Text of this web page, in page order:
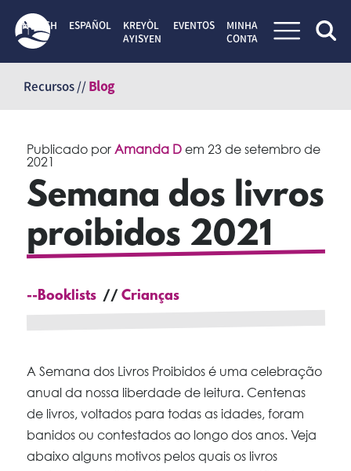
para
conteúdo
ENGLISH ESPAÑOL
KREYÒL
AYISYEN
EVENTOS
MINHA
CONTA
Recursos //Blog
Publicado por Amanda Dem 23 de setembro de
2021
Semana dos livros
proibidos 2021
--Booklists Crianças
A Semana dos Livros Proibidos é uma celebração
anual da nossa liberdade de leitura. Centenas
de livros, voltados para todas as idades, foram
banidos ou contestados ao longo dos anos. Veja
abaixo alguns motivos pelos quais os livros